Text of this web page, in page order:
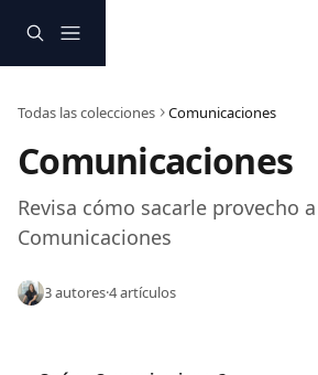
Todas las colecciones Comunicaciones
Comunicaciones
Revisa cómo sacarle provecho
Comunicaciones
3 autores·4 artículos